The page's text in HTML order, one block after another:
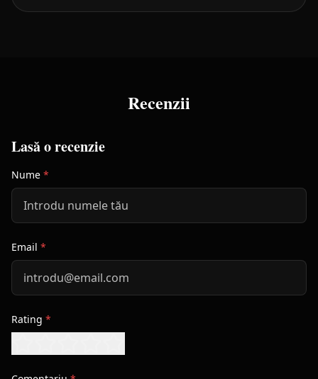
Recenzii
Lasă o recenzie
Nume *
Email *
Rating *